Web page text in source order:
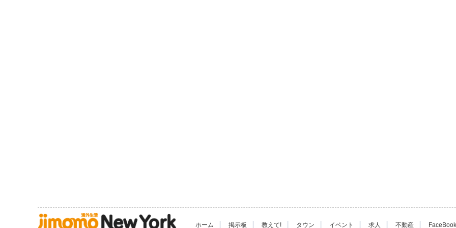
ホーム | 掲示板 | 教えて! | タウン | イベント | 求人 | 不動産 |